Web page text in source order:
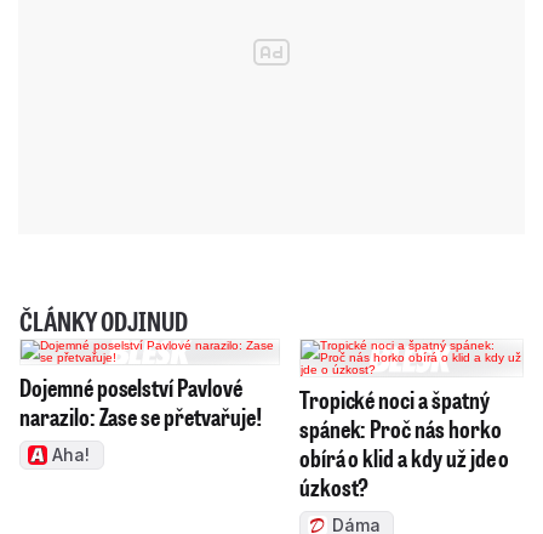
ČLÁNKY ODJINUD
Dojemné poselství Pavlové
narazilo: Zase se přetvařuje!
Aha!
Tropické noci a špatný
spánek: Proč nás horko
obírá o klid a kdy už jde o
úzkost?
Dáma